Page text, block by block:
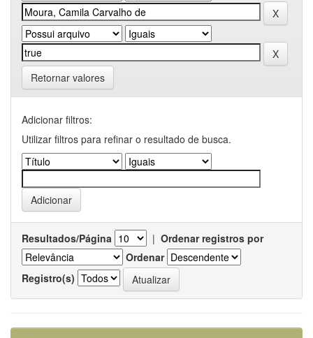
Retornar valores
Adicionar filtros:
Utilizar filtros para refinar o resultado de busca.
Resultados/Página | Ordenar registros por
Ordenar
Registro(s)